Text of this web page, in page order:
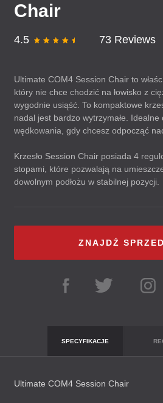
Chair
4.5 73 Reviews
Ultimate COM4 Session Chair to
który nie chce chodzić na łowisko z
wygodnie usiąść. To kompaktowe
nadal jest bardzo wytrzymałe.
wędkowania, gdy chcesz odpocząć
Krzesło Session Chair posiada 4
stopami, które pozwalają na
dowolnym podłożu w stabilnej pozycji.
ZNAJDŹ
SPECYFIKACJE
Ultimate COM4 Session Chair